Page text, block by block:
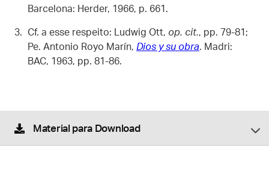
Barcelona: Herder, 1966, p. 661.
Cf. a esse respeito: Ludwig Ott, op. cit., pp. 79-81;
Pe. Antonio Royo Marín, Dios y su obra. Madri:
BAC, 1963, pp. 81-86.
Material para Download